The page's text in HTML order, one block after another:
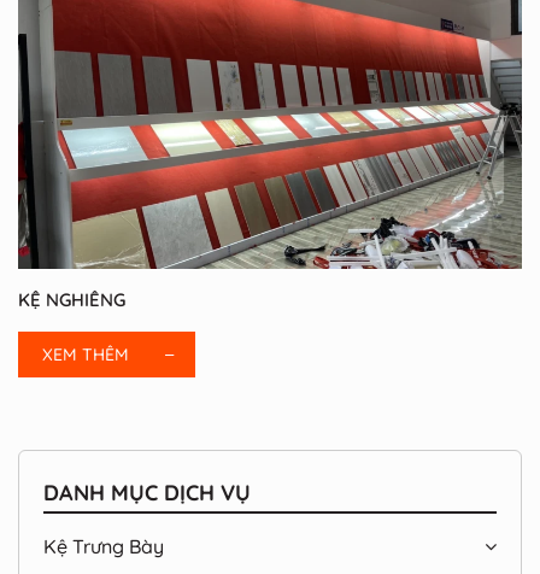
KỆ NGHIÊNG
XEM THÊM
DANH MỤC DỊCH VỤ
Kệ Trưng Bày